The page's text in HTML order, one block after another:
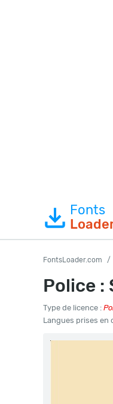
Fonts
FontsLoader.com
Police :
Type de licence :
Langues prises en